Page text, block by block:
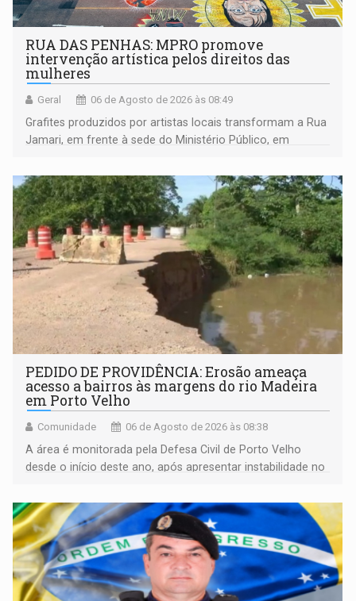
RUA DAS PENHAS: MPRO promove
intervenção artística pelos direitos das
mulheres
Geral 06 de Agosto de 2026 às 08:49
Grafites produzidos por artistas locais transformam a Rua
Jamari, em frente à sede do Ministério Público, em
da Penha e o enfrentamento à violência
PEDIDO DE PROVIDÊNCIA: Erosão ameaça
acesso a bairros às margens do rio Madeira
em Porto Velho
Comunidade 06 de Agosto de 2026 às 08:38
A área é monitorada pela Defesa Civil de Porto Velho
desde o início deste ano, após apresentar instabilidade no